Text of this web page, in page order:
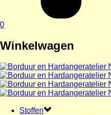
0
Winkelwagen
Stoffen